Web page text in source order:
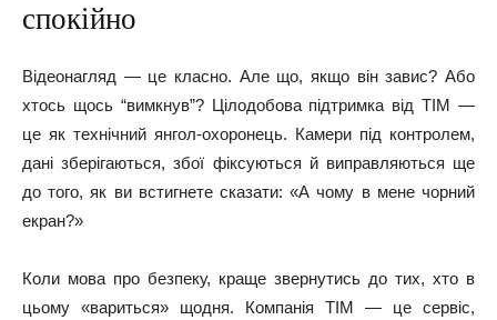
спокійно
Відеонагляд — це класно. Але що, якщо він завис? Або
хтось щось “вимкнув”? Цілодобова підтримка від ТІМ —
це як технічний янгол-охоронець. Камери під контролем,
дані зберігаються, збої фіксуються й виправляються ще
до того, як ви встигнете сказати: «А чому в мене чорний
екран?»
Коли мова про безпеку, краще звернутись до тих, хто в
цьому «вариться» щодня. Компанія ТІМ — це сервіс,